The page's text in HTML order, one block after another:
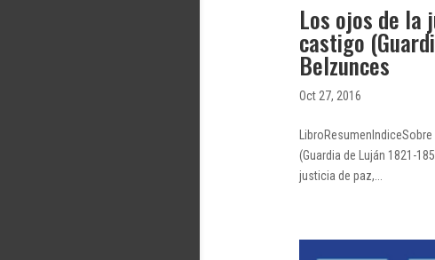
Los ojos de la
castigo
Belzunces
Oct 27, 2016
(Guardia de Luján 1821-
justicia de paz,...